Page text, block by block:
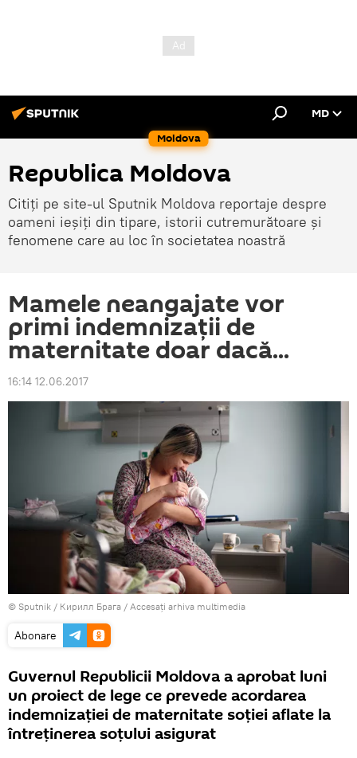
Moldova
MD
Republica Moldova
Citiți pe site-ul Sputnik Moldova reportaje despre
oameni ieșiți din tipare, istorii cutremurătoare și
fenomene care au loc în societatea noastră
Mamele neangajate vor
primi indemnizații de
maternitate doar dacă...
16:14 12.06.2017
© Sputnik / Кирилл Брага / Accesați arhiva multimedia
Abonare
Guvernul Republicii Moldova a aprobat luni
un proiect de lege ce prevede acordarea
indemnizației de maternitate soției aflate la
întreținerea soțului asigurat